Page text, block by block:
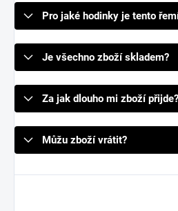
Pro jaké hodinky je tento
Je všechno zboží skladem?
Za jak dlouho mi zboží přijde?
Můžu zboží vrátit?